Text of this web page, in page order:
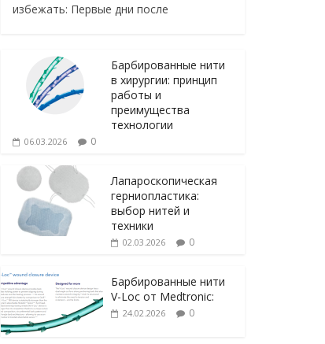
избежать: Первые дни после
Барбированные нити
в хирургии: принцип
работы и
преимущества
технологии
06.03.2026 0
Лапароскопическая
герниопластика:
выбор нитей и
техники
02.03.2026 0
Барбированные нити
V-Loc от Medtronic:
24.02.2026 0